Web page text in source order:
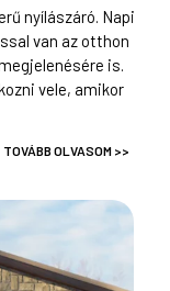
nyílászáró. Napi
van az otthon
is.
vele, amikor
TOVÁBB OLVASOM >>